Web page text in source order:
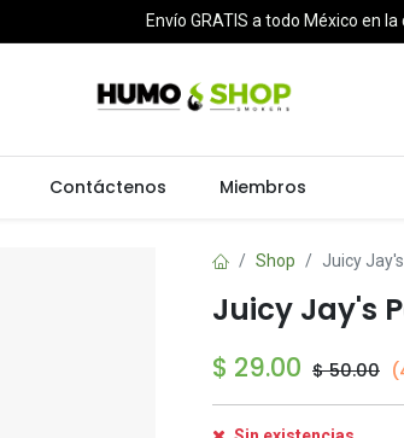
Envío GRATIS a todo México en
Contáctenos Miembros
Shop Juicy
Juicy Jay's
$ 29.00 $50.00